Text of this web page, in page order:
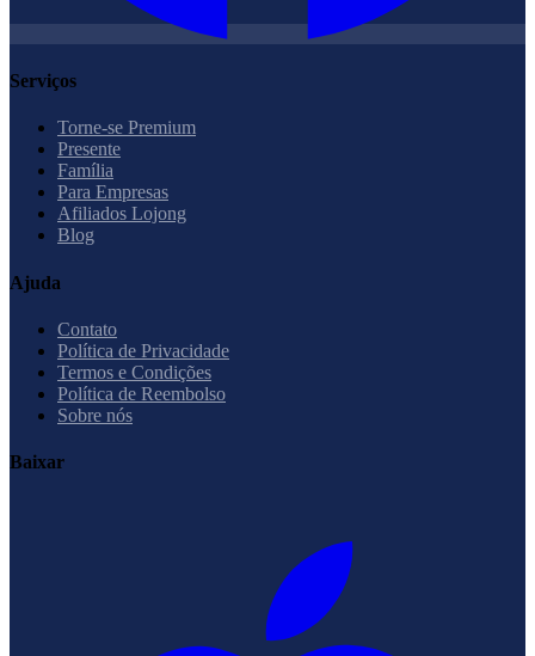
Serviços
Torne-se Premium
Presente
Família
Para Empresas
Afiliados Lojong
Blog
Ajuda
Contato
Política de Privacidade
Termos e Condições
Política de Reembolso
Sobre nós
Baixar